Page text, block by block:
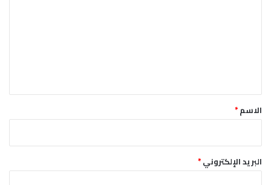
*الاسم*
البريد الإلكتروني*